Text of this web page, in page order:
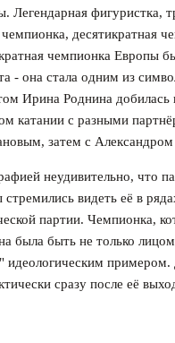
Легендарная фигуристка,
десятикратная
чемпионка Европы
- она стала одним из
Ирина Роднина добилась
катании с разными
затем с
неудивительно, что
видеть её в
партии. Чемпионка,
была быть не только
идеологическим примером.
сразу после её